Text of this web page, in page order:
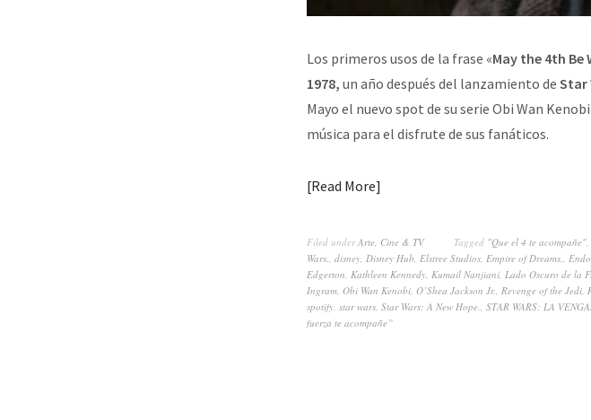
Los primeros usos de la frase «May the 4th Be
1978, un año después del lanzamiento de Star
Mayo el nuevo spot de su serie Obi Wan
música para el disfrute de sus fanáticos.
Read More
Filed underArte, Cine & TV Tagged "Que el 4 te acompañe",
Wars., disney, Disney Hub, Elstree Studios, Empire of Dreams.,
Edgerton, Kathleen Kennedy, Kumail Nanjiani, Lado Oscuro de la
Ingram, Obi Wan Kenobi, O’Shea Jackson Jr., Revenge of the Jedi,
spotify, star wars, Star Wars: A New Hope., STAR WARS: LA
fuerza te acompañe”